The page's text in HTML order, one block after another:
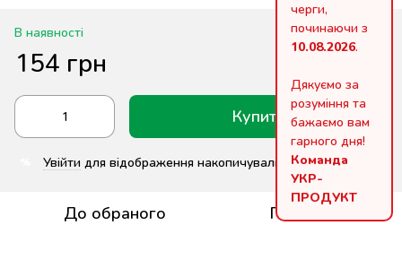
черги,
починаючи з
10.08.2026.
Дякуємо за
розуміння та
бажаємо вам
гарного дня!
Команда
УКР-
ПРОДУКТ
В наявності
154 грн
Купити
Увійти для відображення накопичувальної знижки
До обраного Порівняти